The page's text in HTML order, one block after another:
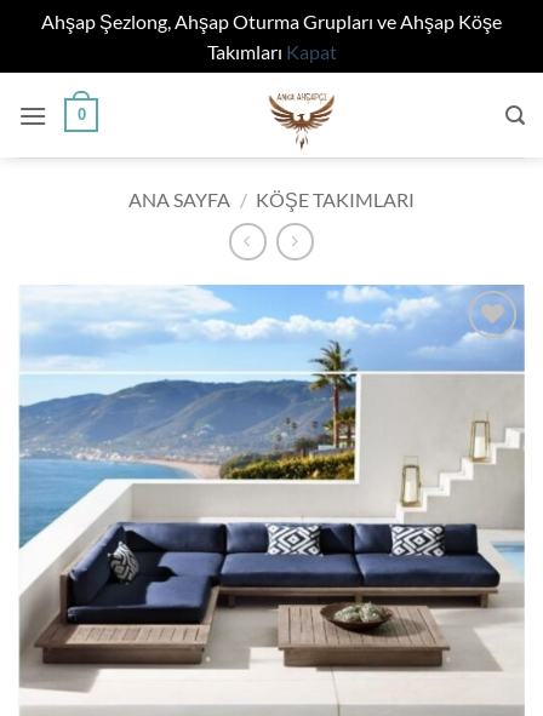
Ahşap Şezlong, Ahşap Oturma Grupları ve Ahşap Köşe
Takımları Kapat
atla
0
ANA SAYFA / KÖŞE TAKIMLARI
Add to